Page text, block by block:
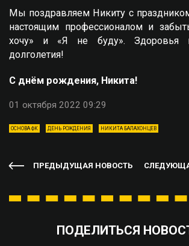
Мы поздравляем Никиту с
настоящим профессионалом и
хочу» и «Я не буду». Здоровья
долголетия!
С днём рождения, Никита!
01 октября 2022 09:29
ОСНОВА ФК ДЕНЬ РОЖДЕНИЯ НИКИТА БАЛАХОНЦЕВ
ПРЕДЫДУЩАЯ НОВОСТЬ
ПОДЕЛИТЬСЯ